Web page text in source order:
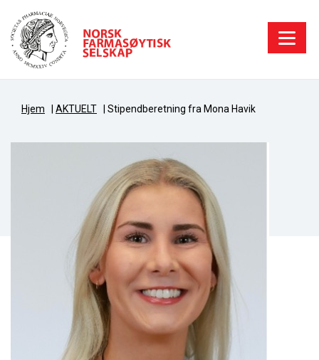
Hjem AKTUELT Stipendberetning fra Mona Havik